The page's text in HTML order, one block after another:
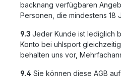
backnang verfügbaren
Personen, die mindestens 18
9.3 Jeder Kunde ist lediglich
Konto bei uhlsport
behalten uns vor,
9.4 Sie können diese AGB auf